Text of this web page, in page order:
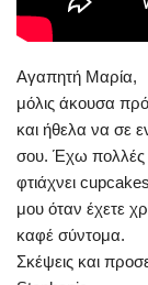
Αγαπητή Μαρία,
μόλις άκουσα
και ήθελα να σε
σου. Έχω πολλές
φτιάχνει
μου όταν έχετε
καφέ σύντομα.
Σκέψεις και